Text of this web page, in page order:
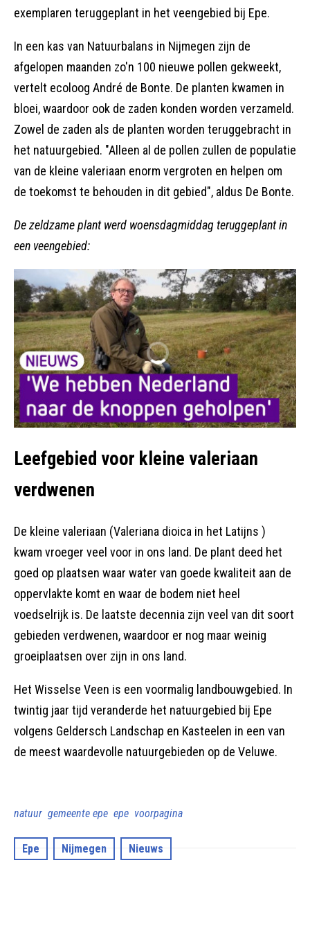
exemplaren teruggeplant in het veengebied bij Epe.
In een kas van Natuurbalans in Nijmegen zijn de
afgelopen maanden zo'n 100 nieuwe pollen gekweekt,
vertelt ecoloog André de Bonte. De planten kwamen in
bloei, waardoor ook de zaden konden worden verzameld.
Zowel de zaden als de planten worden teruggebracht in
het natuurgebied. "Alleen al de pollen zullen de populatie
van de kleine valeriaan enorm vergroten en helpen om
de toekomst te behouden in dit gebied", aldus De Bonte.
De zeldzame plant werd woensdagmiddag teruggeplant in
een veengebied:
Leefgebied voor kleine valeriaan
verdwenen
De kleine valeriaan (Valeriana dioica in het Latijns )
kwam vroeger veel voor in ons land. De plant deed het
goed op plaatsen waar water van goede kwaliteit aan de
oppervlakte komt en waar de bodem niet heel
voedselrijk is. De laatste decennia zijn veel van dit soort
gebieden verdwenen, waardoor er nog maar weinig
groeiplaatsen over zijn in ons land.
Het Wisselse Veen is een voormalig landbouwgebied. In
twintig jaar tijd veranderde het natuurgebied bij Epe
volgens Geldersch Landschap en Kasteelen in een van
de meest waardevolle natuurgebieden op de Veluwe.
natuur gemeente epe epe voorpagina
Epe Nijmegen Nieuws